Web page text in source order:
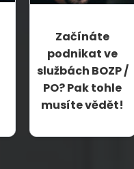
Začínáte
podnikat ve
službách BOZP /
PO? Pak tohle
musíte vědět!